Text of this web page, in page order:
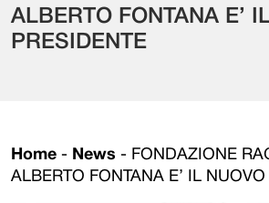
ALBERTO FONTANA E’
PRESIDENTE
Home - News - FONDAZIONE
ALBERTO FONTANA E’ IL